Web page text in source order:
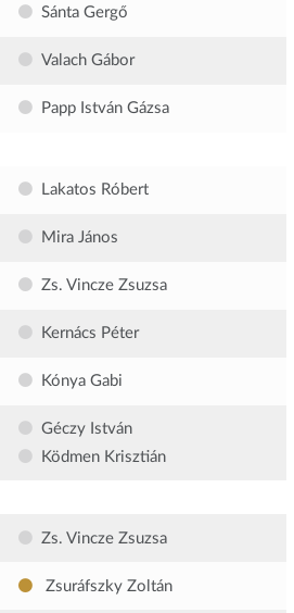
Sánta Gergő
Valach Gábor
Papp István Gázsa
Lakatos Róbert
Mira János
Zs. Vincze Zsuzsa
Kernács Péter
Kónya Gabi
Géczy István
Ködmen Krisztián
Zs. Vincze Zsuzsa
Zsuráfszky Zoltán